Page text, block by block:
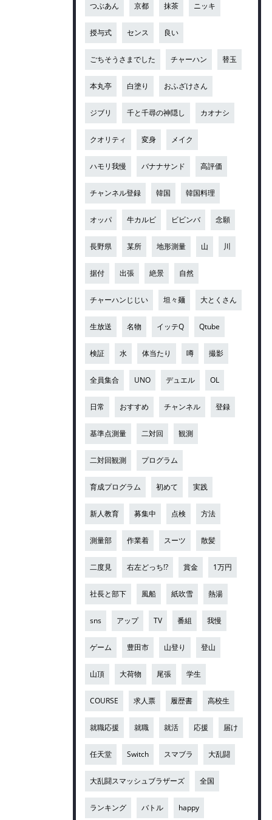
つぶあん 京都 抹茶 ニッキ
授与式 センス 良い
ごちそうさまでした チャーハン 替玉
本丸亭 白塗り おふざけさん
ジブリ 千と千尋の神隠し カオナシ
クオリティ 変身 メイク
ハモリ我慢 バナナサンド 高評価
チャンネル登録 韓国 韓国料理
オッパ 牛カルビ ビビンバ 念願
長野県 某所 地形測量 山 川
据付 出張 絶景 自然
チャーハンじじい 坦々麺 大とくさん
生放送 名物 イッテQ Qtube
検証 水 体当たり 噂 撮影
全員集合 UNO デュエル OL
日常 おすすめ チャンネル 登録
基準点測量 二対回 観測
二対回観測 プログラム
育成プログラム 初めて 実践
新人教育 募集中 点検 方法
測量部 作業着 スーツ 散髪
二度見 右左どっち!? 賞金 1万円
社長と部下 風船 紙吹雪 熱湯
sns アップ TV 番組 我慢
ゲーム 豊田市 山登り 登山
山頂 大荷物 尾張 学生
COURSE 求人票 履歴書 高校生
就職応援 就職 就活 応援 届け
任天堂 Switch スマブラ 大乱闘
大乱闘スマッシュブラザーズ 全国
ランキング バトル happy